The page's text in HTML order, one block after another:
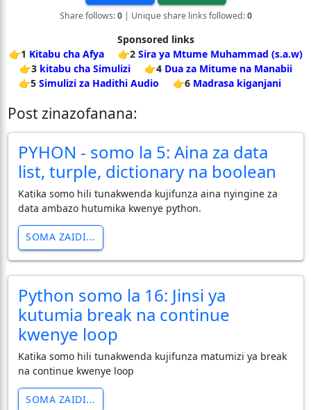
Share follows:0| Unique share links followed:0
Sponsored links
👉1 Kitabu cha Afya 👉2 Sira ya Mtume Muhammad (s.a.w)
👉3 kitabu cha Simulizi 👉4 Dua za Mitume na Manabii
👉5 Simulizi za Hadithi Audio 👉6 Madrasa kiganjani
Post zinazofanana:
PYHON - somo la 5: Aina za data
list, turple, dictionary na boolean
Katika somo hili tunakwenda kujifunza aina nyingine za
data ambazo hutumika kwenye python.
SOMA ZAIDI...
Python somo la 16: Jinsi ya
kutumia break na continue
kwenye loop
Katika somo hili tunakwenda kujifunza matumizi ya break
na continue kwenye loop
SOMA ZAIDI...